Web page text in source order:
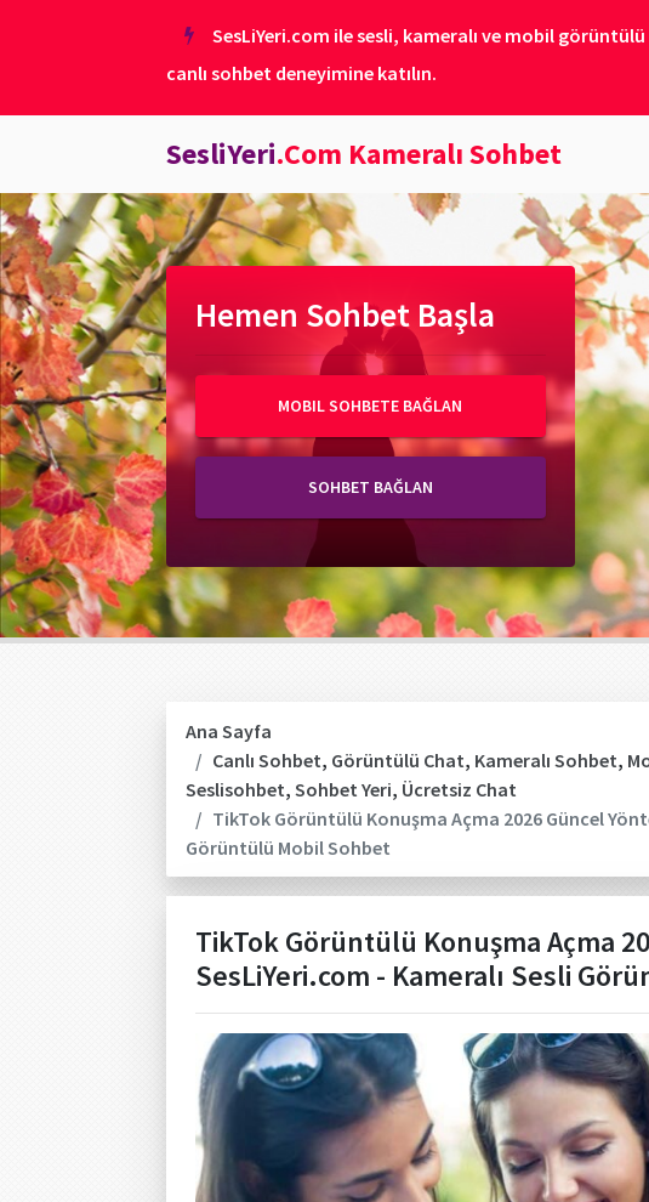
SesLiYeri.com ile sesli, kameralı ve mobil
canlı sohbet deneyimine katılın.
SesliYeri.Com Kameralı Sohbet
Hemen Sohbet Başla
MOBIL SOHBETE BAĞLAN
SOHBET BAĞLAN
Ana Sayfa
Canlı Sohbet, Görüntülü Chat, Kameralı Sohbet,
Seslisohbet, Sohbet Yeri, Ücretsiz Chat
TikTok Görüntülü Konuşma Açma 2026 Güncel
Görüntülü Mobil Sohbet
TikTok Görüntülü Konuşma Açma
SesLiYeri.com - Kameralı Sesli